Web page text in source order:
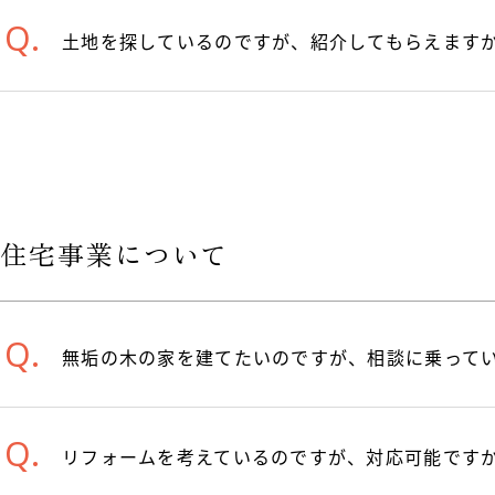
土地を探しているのですが、紹介してもらえます
住宅事業について
無垢の木の家を建てたいのですが、相談に乗って
リフォームを考えているのですが、対応可能です